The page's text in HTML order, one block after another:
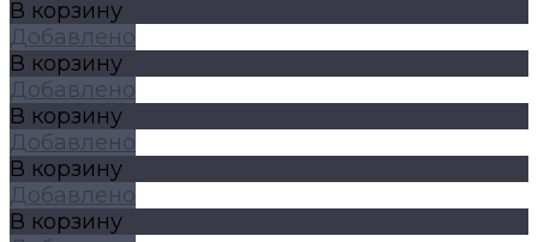
В корзину
Добавлено
В корзину
Добавлено
В корзину
Добавлено
В корзину
Добавлено
В корзину